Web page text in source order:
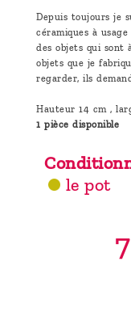
Depuis toujours je
céramiques à
des objets qui sont
objets que je
regarder, ils
Hauteur 14 cm ,
1 pièce disponible
le pot